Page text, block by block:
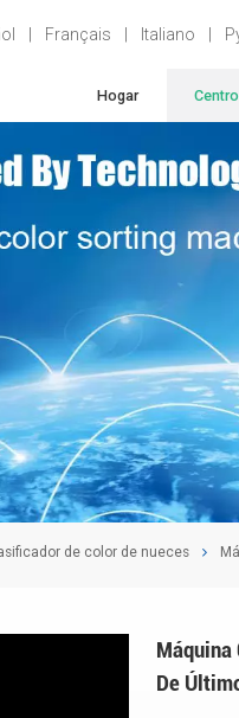
Français Italiano
Hogar
de color de nueces
Máquina
De